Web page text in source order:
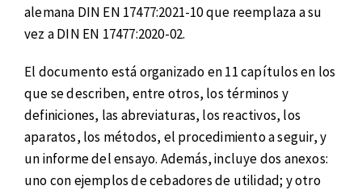
alemana DIN EN 17477:2021-10 que reemplaza a su
vez a DIN EN 17477:2020-02.
El documento está organizado en 11 capítulos en los
que se describen, entre otros, los términos y
definiciones, las abreviaturas, los reactivos, los
aparatos, los métodos, el procedimiento a seguir, y
un informe del ensayo. Además, incluye dos anexos:
uno con ejemplos de cebadores de utilidad; y otro